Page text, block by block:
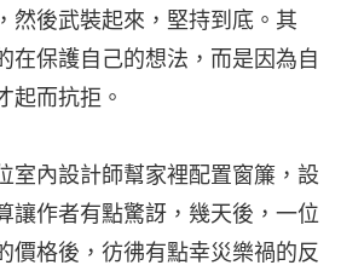
然後武裝起來，堅持到底。其
在保護自己的想法，而是因為自
起而抗拒。
室內設計師幫家裡配置窗簾，設
讓作者有點驚訝，幾天後，一位
價格後，彷彿有點幸災樂禍的反